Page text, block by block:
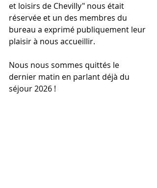
et loisirs de Chevilly" nous était
réservée et un des membres du
bureau a exprimé publiquement leur
plaisir à nous accueillir.
Nous nous sommes quittés le
dernier matin en parlant déjà du
séjour 2026 !